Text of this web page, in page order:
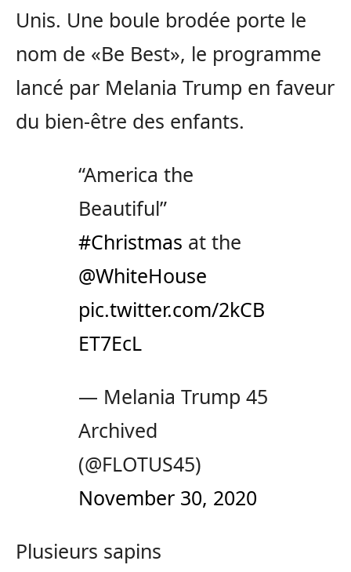
Unis. Une boule brodée porte le
nom de «Be Best», le programme
lancé par Melania Trump en faveur
du bien-être des enfants.
“America the
Beautiful”
#Christmas at the
@WhiteHouse
pic.twitter.com/2kCB
ET7EcL
— Melania Trump 45
Archived
(@FLOTUS45)
November 30, 2020
Plusieurs sapins